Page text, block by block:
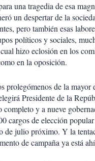
una tragedia de esa
un despertar de la
pero también esas
políticos y sociales,
hizo eclosión en los
en la oposición.
prolegómenos de la mayor
Presidente de la
y a nueve
cargos de elección
de julio próximo. Y la
de campaña ya está